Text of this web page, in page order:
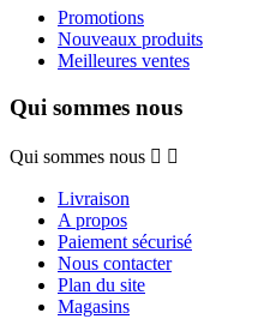
Promotions
Nouveaux produits
Meilleures ventes
Qui sommes nous
Qui sommes nous  
Livraison
A propos
Paiement sécurisé
Nous contacter
Plan du site
Magasins